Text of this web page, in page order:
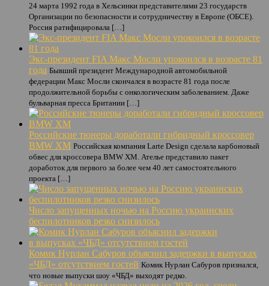
24 марта 1992 года в Хельсинки представителями 23 государств
Организации по безопасности и сотрудничеству в Европе (ОБСЕ).
Россия ратифицировала […]
Экс-президент FIA Макс Мосли упокоился в возрасте 81
года Бывший президент Международной автомобильной
федерации Макс Мосли скончался в возрасте 81 года после
продолжительной борьбы с онкологическим заболеванием. Даже
бульварная пресса Британии […]
Российские тюнеры доработали гибридный кроссовер
BMW XM Российская компания Larte Design сделала карбоновый
обвес для кроссовера BMW XM. Ателье представило пакет
доработок для первого за более чем 40 лет самостоятельного
проекта […]
Число запущенных ночью на Россию украинских
беспилотников резко снизилось
Комик Нурлан Сабуров объяснил задержки в выпусках
«ЧБД» отсутствием гостей Комик Нурлан Сабуров признался,
что новые выпуски шоу «ЧБД» выходят редко.